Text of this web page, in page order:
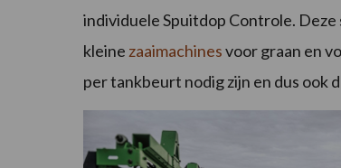
individuele Spuitdop Controle.
kleine zaaimachinesvoor graan en
per tankbeurt nodig zijn en dus